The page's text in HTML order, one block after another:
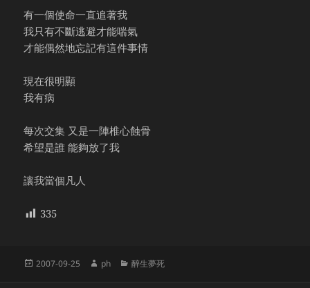
有一個使命一直追著我
我只有不斷逃避才能喘氣
才能偶然地忘記有這件事情
現在很明顯
我有病
每次交集 又是一陣椎心蝕骨
希望是誰 能夠放了我
讓我當個凡人
335
Posted
2007-09-25 Author
ph Categories
醉生夢死